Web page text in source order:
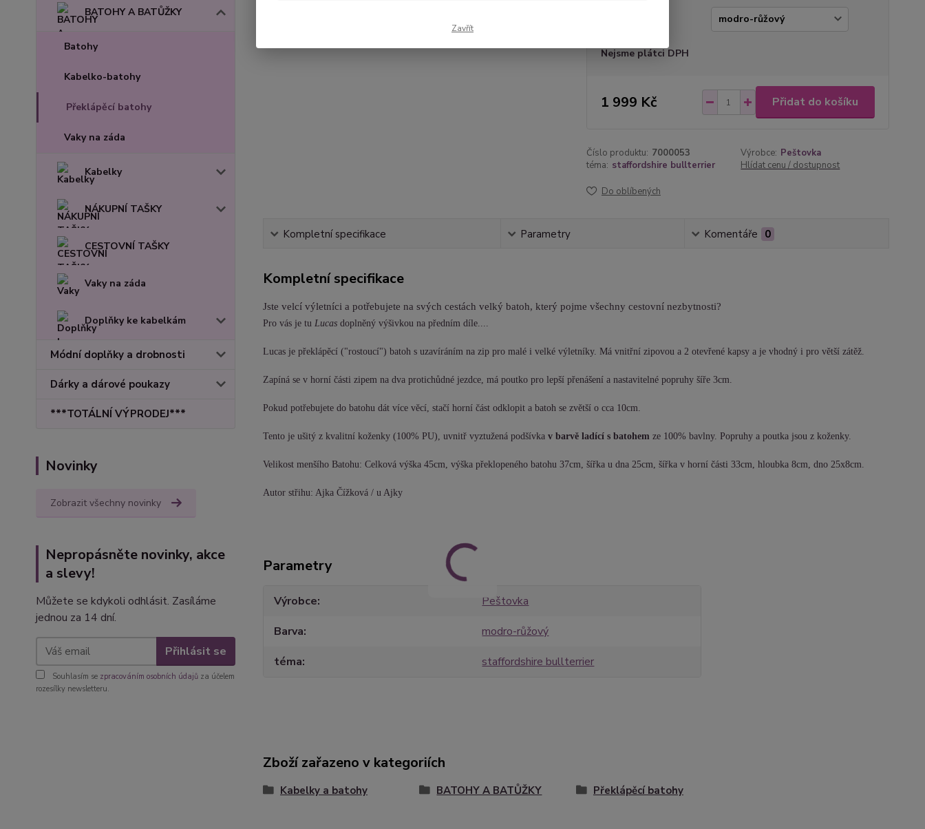
BATOHY A BATŮŽKY
Batohy
Kabelko-batohy
Překlápěcí batohy
Vaky na záda
Kabelky
NÁKUPNÍ TAŠKY
CESTOVNÍ TAŠKY
Vaky na záda
Doplňky ke kabelkám
Módní doplňky a drobnosti
Dárky a dárové poukazy
***TOTÁLNÍ VÝPRODEJ***
Novinky
Zobrazit všechny novinky
Nepropásněte novinky, akce
a slevy!
Můžete se kdykoli odhlásit. Zasíláme
jednou za 14 dní.
Přihlásit se
Souhlasím se zpracováním osobních údajů za účelem
rozesílky newsletteru.
Nejsme plátci DPH
1 999 Kč Přidat do košíku
Číslo produktu: 7000053 Výrobce: Peštovka
téma: staffordshire bullterrier Hlídat cenu / dostupnost
Do oblíbených
Kompletní specifikace Parametry Komentáře 0
Kompletní specifikace
Jste velcí výletníci a potřebujete na svých cestách velký batoh, který pojme všechny cestovní nezbytnosti?
Pro vás je tu Lucasdoplněný výšivkou na předním díle....
Lucas je překlápěcí ("rostoucí") batoh s uzavíráním na zip pro malé i velké výletníky. Má vnitřní zipovou a 2 otevřené kapsy a je vhodný i pro větší zátěž.
Zapíná se v horní části zipem na dva protichůdné jezdce, má poutko pro lepší přenášení a nastavitelné popruhy šíře 3cm.
Pokud potřebujete do batohu dát více věcí, stačí horní část odklopit a batoh se zvětší o cca 10cm.
Tento je ušitý z kvalitní koženky (100% PU), uvnitř vyztužená podšívka v barvě ladící s batohem ze 100% bavlny. Popruhy a poutka jsou z koženky.
Velikost menšího Batohu: Celková výška 45cm, výška překlopeného batohu 37cm, šířka u dna 25cm, šířka v horní části 33cm, hloubka 8cm, dno 25x8cm.
Autor střihu: Ajka Čížková / u Ajky
Parametry
Výrobce
Peštovka
Barva
modro-růžový
téma
staffordshire bullterrier
Zboží zařazeno v kategoriích
Kabelky a batohy BATOHY A BATŮŽKY Překlápěcí batohy
Zavřít